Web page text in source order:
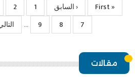
First
page
« First
Previous
page
‹ السابق الصفحة1
2
الصفحة
7 الصفحة
8 الصفحة
9
…
مقالات